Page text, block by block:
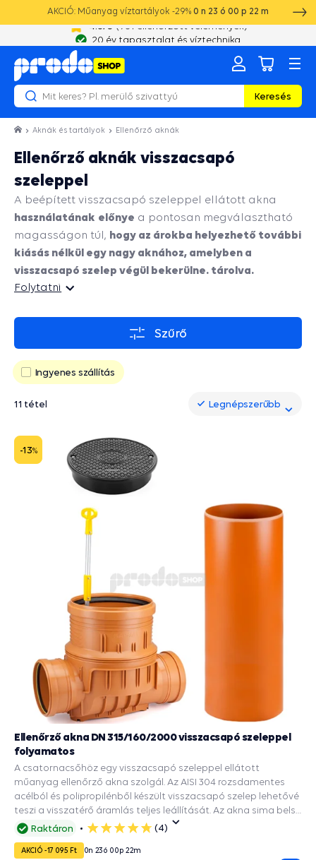
AKCIÓ: Műanyag víztartályok -29% 0 n 23 ó 00 p 21 m
20 év tapasztalat és víztechnika
Keresés
Aknák és tartályok Ellenőrző aknák
Ellenőrző aknák visszacsapó
szeleppel
A beépített visszacsapó szeleppel ellátott akna
használatának előnye a pontosan megválasztható
magasságon túl, hogy az árokba helyezhető további
kiásás nélkül egy nagy aknához, amelyben a
visszacsapó szelep végül bekerülne. tárolva.
Folytatni
Folytatni
Szűrő
Ingyenes szállítás
11 tétel Legnépszerűbb
Legnépszerűbb
-13%
Raktáron
5
(4)
Ellenőrző akna DN 315/160/2000 visszacsapó szeleppel
folyamatos
A csatornacsőhöz egy visszacsapó szeleppel ellátott
műanyag ellenőrző akna szolgál. Az AISI 304 rozsdamentes
acélból és polipropilénből készült visszacsapó szelep lehetővé
teszi a visszatérő áramlás teljes leállítását. Az akna sima belső
felülete megakadályozza a cső belsejében lerakódott
épületekről. A DN 315 tengely bordázott alja 2 DN 160
AKCIÓ -17 095 Ft 0n 23ó 00p 21m